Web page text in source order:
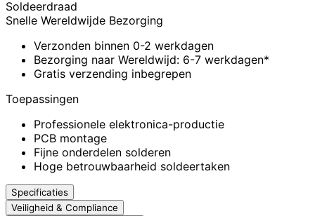
Soldeerdraad
Snelle Wereldwijde Bezorging
Verzonden binnen 0-2 werkdagen
Bezorging naar Wereldwijd: 6-7 werkdagen*
Gratis verzending inbegrepen
Toepassingen
Professionele elektronica-productie
PCB montage
Fijne onderdelen solderen
Hoge betrouwbaarheid soldeertaken
Specificaties
Veiligheid & Compliance